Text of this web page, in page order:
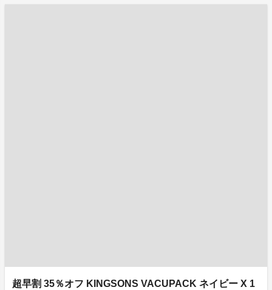
超早割 35％オフ KINGSONS VACUPACK ネイビー X 1